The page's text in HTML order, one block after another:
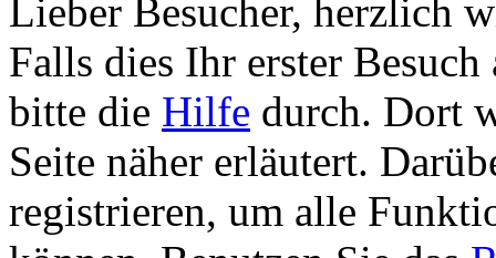
Lieber Besucher, herzlich
Falls dies Ihr erster
bitte die Hilfe durch. Dort
Seite näher erläutert.
registrieren, um alle